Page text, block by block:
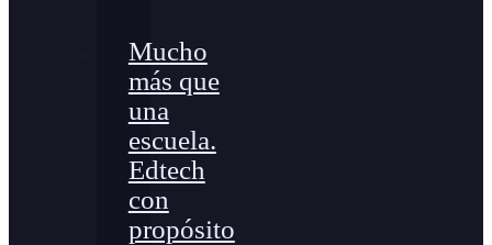
Mucho
más que
una
escuela.
Edtech
con
propósito